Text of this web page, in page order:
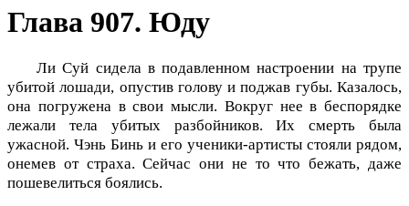
Глава 907. Юду
Ли Суй сидела в подавленном настроении на трупе
убитой лошади, опустив голову и поджав губы. Казалось,
она погружена в свои мысли. Вокруг нее в беспорядке
лежали тела убитых разбойников. Их смерть была
ужасной. Чэнь Бинь и его ученики-артисты стояли рядом,
онемев от страха. Сейчас они не то что бежать, даже
пошевелиться боялись.